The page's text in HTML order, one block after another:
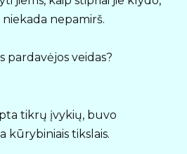
nepamirš.
pardavėjos veidas?
tikrų įvykių, buvo
kūrybiniais tikslais.